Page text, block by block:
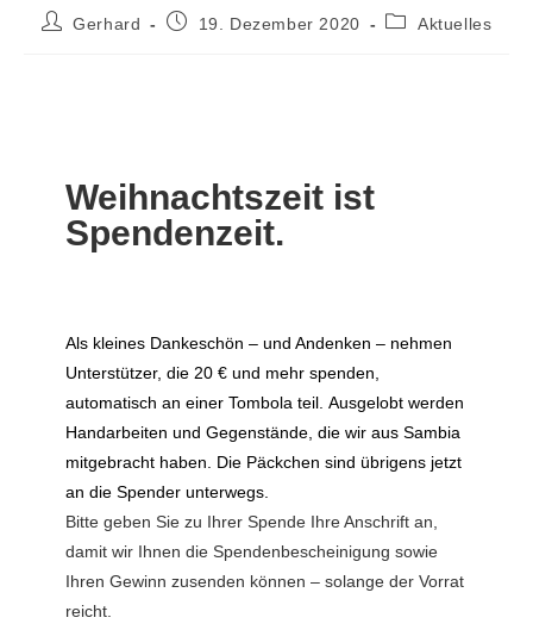
Gerhard 19. Dezember 2020 Aktuelles
Weihnachtszeit ist
Spendenzeit.
Als kleines Dankeschön – und Andenken – nehmen
Unterstützer, die 20 € und mehr spenden,
automatisch an einer Tombola teil. Ausgelobt werden
Handarbeiten und Gegenstände, die wir aus Sambia
mitgebracht haben. Die Päckchen sind übrigens jetzt
an die Spender unterwegs.
Bitte geben Sie zu Ihrer Spende Ihre Anschrift an,
damit wir Ihnen die Spendenbescheinigung sowie
Ihren Gewinn zusenden können – solange der Vorrat
reicht.